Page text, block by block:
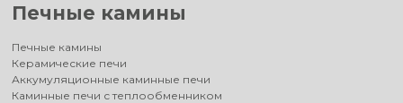
Печные камины
Печные камины
Керамические печи
Аккумуляционные каминные печи
Каминные печи с теплообменником